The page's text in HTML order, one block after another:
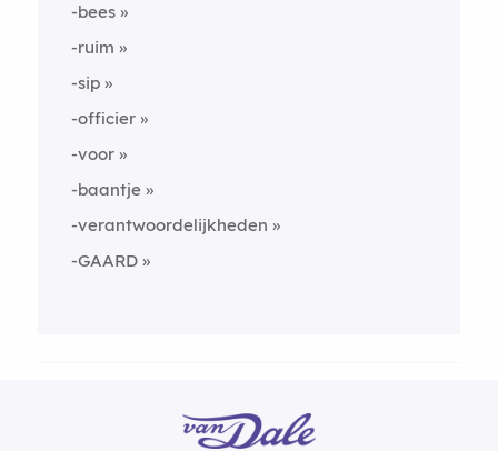
-bees
-ruim
-sip
-officier
-voor
-baantje
-verantwoordelijkheden
-GAARD